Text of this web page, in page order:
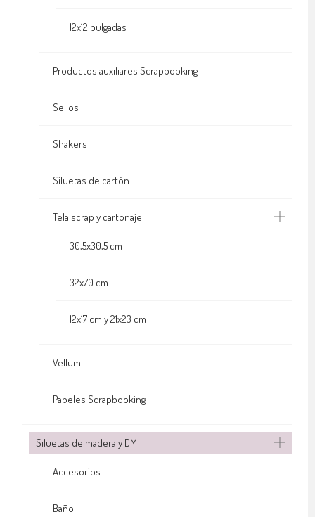
12x12 pulgadas
Productos auxiliares Scrapbooking
Sellos
Shakers
Siluetas de cartón
Tela scrap y cartonaje
30,5x30,5 cm
32x70 cm
12x17 cm y 21x23 cm
Vellum
Papeles Scrapbooking
Siluetas de madera y DM
Accesorios
Baño